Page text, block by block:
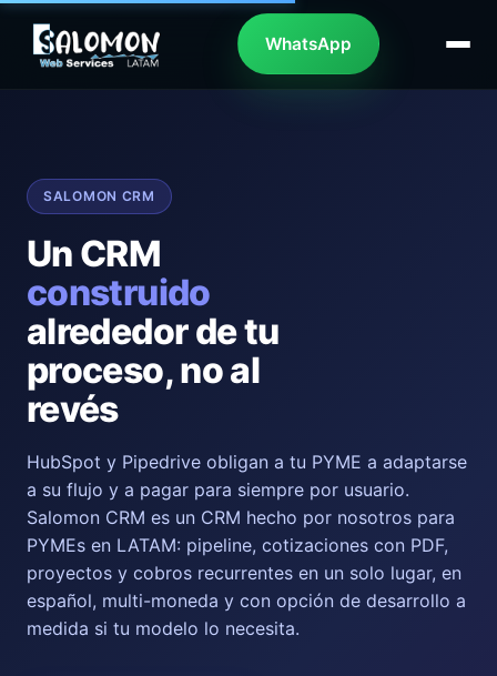
WhatsApp
SALOMON CRM
Un CRM
construido
alrededor de tu
proceso, no al
revés
HubSpot y Pipedrive obligan a tu PYME a adaptarse
a su flujo y a pagar para siempre por usuario.
Salomon CRM es un CRM hecho por nosotros para
PYMEs en LATAM: pipeline, cotizaciones con PDF,
proyectos y cobros recurrentes en un solo lugar, en
español, multi-moneda y con opción de desarrollo a
medida si tu modelo lo necesita.